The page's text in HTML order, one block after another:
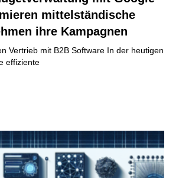
mittelständische
ihre Kampagnen
Vertrieb mit B2B Software In der heutigen
effiziente